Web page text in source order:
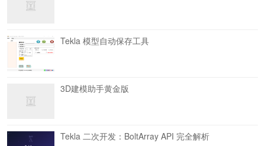
Tekla 模型自动保存工具
3D建模助手黄金版
Tekla 二次开发：BoltArray API 完全解析